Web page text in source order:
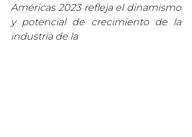
Américas 2023 refleja el dinamismo
y potencial de crecimiento de la
industria de la